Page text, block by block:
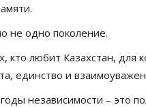
не одно поколение.
кто любит Казахстан, для
единство и
независимости – это